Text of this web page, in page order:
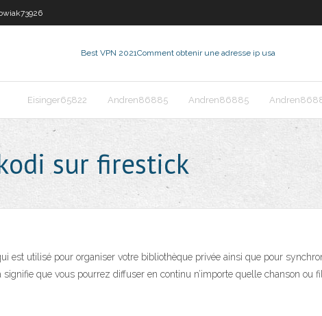
Best VPN 2021Comment obtenir une adresse ip usa
Eisinger65822 Andren86885 Andren86885
sur firestick
est utilisé pour organiser votre bibliothèque privée ainsi que pour
que vous pourrez diffuser en continu n’importe quelle chanson